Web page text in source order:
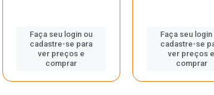
Faça seu login ou
cadastre-se para
ver preços e
comprar
Faça seu login
cadastre-se
ver preços e
comprar